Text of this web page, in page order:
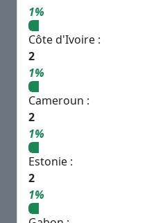
1%
Côte d'Ivoire :
2
1%
Cameroun :
2
1%
Estonie :
2
1%